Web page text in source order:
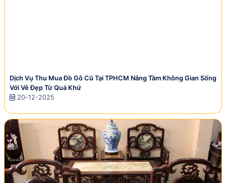
Dịch Vụ Thu Mua Đồ Gỗ Cũ Tại TPHCM Nâng Tầm Không Gian Sống
Với Vẻ Đẹp Từ Quá Khứ
20-12-2025